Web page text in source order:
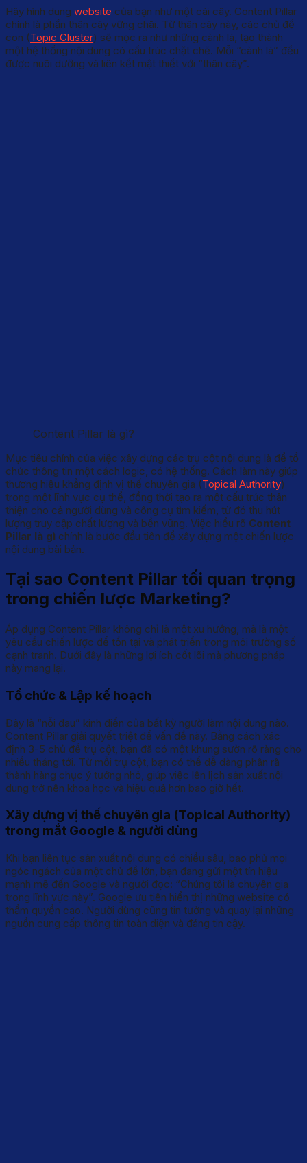
Hãy hình dung website của bạn như một cái cây. Content Pillar
chính là phần thân cây vững chãi. Từ thân cây này, các chủ đề
con (Topic Cluster) sẽ mọc ra như những cành lá, tạo thành
một hệ thống nội dung có cấu trúc chặt chẽ. Mỗi “cành lá” đều
được nuôi dưỡng và liên kết mật thiết với “thân cây”.
Content Pillar là gì?
Mục tiêu chính của việc xây dựng các trụ cột nội dung là để tổ
chức thông tin một cách logic, có hệ thống. Cách làm này giúp
thương hiệu khẳng định vị thế chuyên gia (Topical Authority)
trong một lĩnh vực cụ thể, đồng thời tạo ra một cấu trúc thân
thiện cho cả người dùng và công cụ tìm kiếm, từ đó thu hút
lượng truy cập chất lượng và bền vững. Việc hiểu rõ Content
Pillar là gì chính là bước đầu tiên để xây dựng một chiến lược
nội dung bài bản.
Tại sao Content Pillar tối quan trọng
trong chiến lược Marketing?
Áp dụng Content Pillar không chỉ là một xu hướng, mà là một
yêu cầu chiến lược để tồn tại và phát triển trong môi trường số
cạnh tranh. Dưới đây là những lợi ích cốt lõi mà phương pháp
này mang lại.
Tổ chức & Lập kế hoạch
Đây là “nỗi đau” kinh điển của bất kỳ người làm nội dung nào.
Content Pillar giải quyết triệt để vấn đề này. Bằng cách xác
định 3-5 chủ đề trụ cột, bạn đã có một khung sườn rõ ràng cho
nhiều tháng tới. Từ mỗi trụ cột, bạn có thể dễ dàng phân rã
thành hàng chục ý tưởng nhỏ, giúp việc lên lịch sản xuất nội
dung trở nên khoa học và hiệu quả hơn bao giờ hết.
Xây dựng vị thế chuyên gia (Topical Authority)
trong mắt Google & người dùng
Khi bạn liên tục sản xuất nội dung có chiều sâu, bao phủ mọi
ngóc ngách của một chủ đề lớn, bạn đang gửi một tín hiệu
mạnh mẽ đến Google và người đọc: “Chúng tôi là chuyên gia
trong lĩnh vực này”. Google ưu tiên hiển thị những website có
thẩm quyền cao. Người dùng cũng tin tưởng và quay lại những
nguồn cung cấp thông tin toàn diện và đáng tin cậy.